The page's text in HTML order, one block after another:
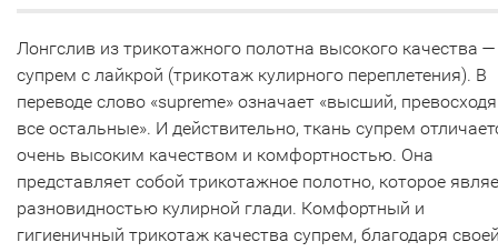
Лонгслив из трикотажного полотна высокого качества —
супрем с лайкрой (трикотаж кулирного переплетения). В
переводе слово «supreme» означает «высший,
все остальные». И действительно, ткань супрем
очень высоким качеством и комфортностью. Она
представляет собой трикотажное полотно, которое
разновидностью кулирной глади. Комфортный и
гигиеничный трикотаж качества супрем, благодаря